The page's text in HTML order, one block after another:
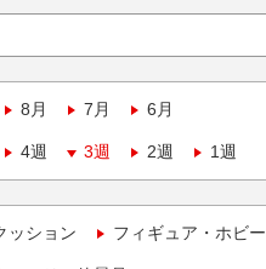
8月 7月 6月
4週 3週 2週 1週
ッション フィギュア・ホビー